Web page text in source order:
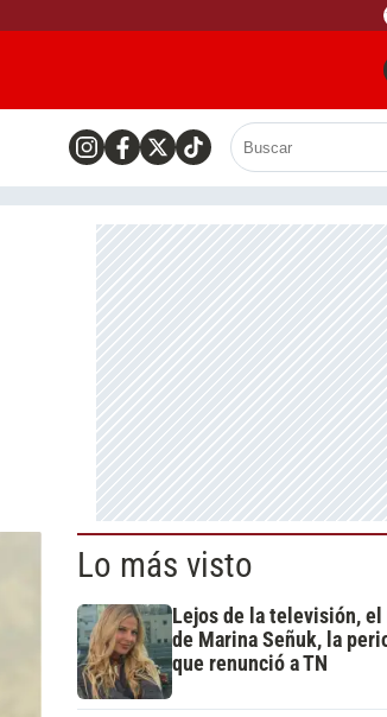
Lo más visto
Lejos de la televisión, el
de Marina Señuk, la
que renunció a TN